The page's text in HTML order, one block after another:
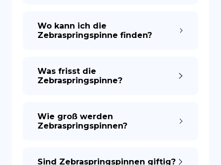
Wo kann ich die
Zebraspringspinne finden?
Was frisst die
Zebraspringspinne?
Wie groß werden
Zebraspringspinnen?
Sind Zebraspringspinnen giftig?